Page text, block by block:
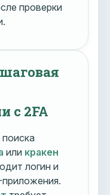
проверки
с 2FA
поиска
или кракен
логин и